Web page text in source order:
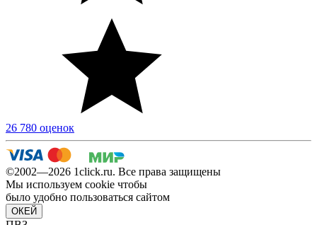
26 780 оценок
©2002—2026 1сlick.ru. Все права защищены
Мы используем cookie чтобы
было удобно пользоваться сайтом
ОКЕЙ